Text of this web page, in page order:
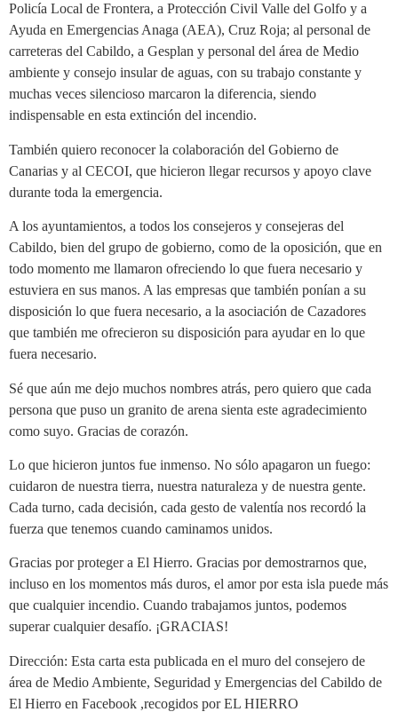
Policía Local de Frontera, a Protección Civil Valle del Golfo y a
Ayuda en Emergencias Anaga (AEA), Cruz Roja; al personal de
carreteras del Cabildo, a Gesplan y personal del área de Medio
ambiente y consejo insular de aguas, con su trabajo constante y
muchas veces silencioso marcaron la diferencia, siendo
indispensable en esta extinción del incendio.
También quiero reconocer la colaboración del Gobierno de
Canarias y al CECOI, que hicieron llegar recursos y apoyo clave
durante toda la emergencia.
A los ayuntamientos, a todos los consejeros y consejeras del
Cabildo, bien del grupo de gobierno, como de la oposición, que en
todo momento me llamaron ofreciendo lo que fuera necesario y
estuviera en sus manos. A las empresas que también ponían a su
disposición lo que fuera necesario, a la asociación de Cazadores
que también me ofrecieron su disposición para ayudar en lo que
fuera necesario.
Sé que aún me dejo muchos nombres atrás, pero quiero que cada
persona que puso un granito de arena sienta este agradecimiento
como suyo. Gracias de corazón.
Lo que hicieron juntos fue inmenso. No sólo apagaron un fuego:
cuidaron de nuestra tierra, nuestra naturaleza y de nuestra gente.
Cada turno, cada decisión, cada gesto de valentía nos recordó la
fuerza que tenemos cuando caminamos unidos.
Gracias por proteger a El Hierro. Gracias por demostrarnos que,
incluso en los momentos más duros, el amor por esta isla puede más
que cualquier incendio. Cuando trabajamos juntos, podemos
superar cualquier desafío. ¡GRACIAS!
Dirección: Esta carta esta publicada en el muro del consejero de
área de Medio Ambiente, Seguridad y Emergencias del Cabildo de
El Hierro en Facebook ,recogidos por EL HIERRO